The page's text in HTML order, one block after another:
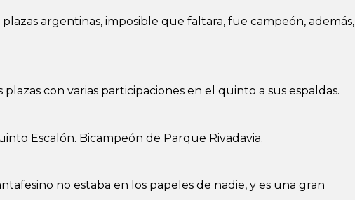
argentinas, imposible que faltara, fue campeón, además,
con varias participaciones en el quinto a sus espaldas.
Escalón. Bicampeón de Parque Rivadavia.
no estaba en los papeles de nadie, y es una gran